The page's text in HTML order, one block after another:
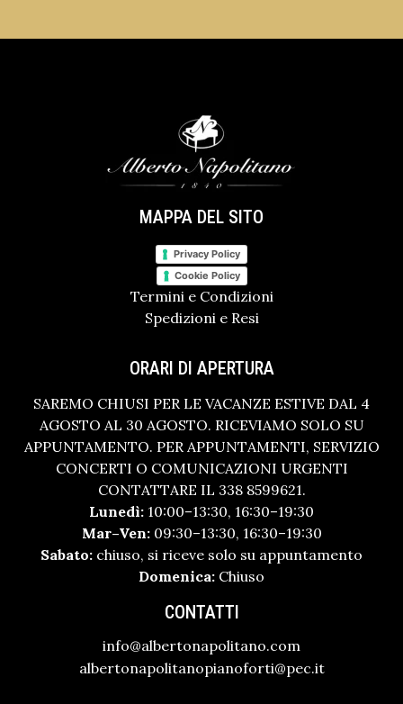
MAPPA DEL SITO
Privacy Policy
Cookie Policy
Termini e Condizioni
Spedizioni e Resi
ORARI DI APERTURA
SAREMO CHIUSI PER LE VACANZE ESTIVE DAL 4
AGOSTO AL 30 AGOSTO. RICEVIAMO SOLO SU
APPUNTAMENTO. PER APPUNTAMENTI, SERVIZIO
CONCERTI O COMUNICAZIONI URGENTI
CONTATTARE IL 338 8599621.
Lunedì: 10:00–13:30, 16:30–19:30
Mar–Ven:09:30–13:30, 16:30–19:30
Sabato: chiuso, si riceve solo su appuntamento
Domenica: Chiuso
CONTATTI
info@albertonapolitano.com
albertonapolitanopianoforti@pec.it